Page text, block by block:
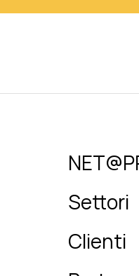
Settori
Clienti